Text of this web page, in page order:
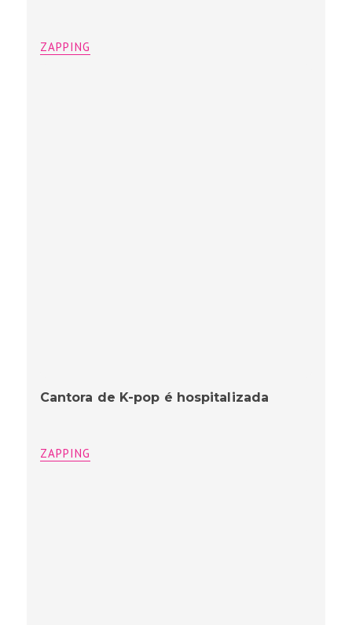
ZAPPING
Cantora de K-pop é hospitalizada
ZAPPING